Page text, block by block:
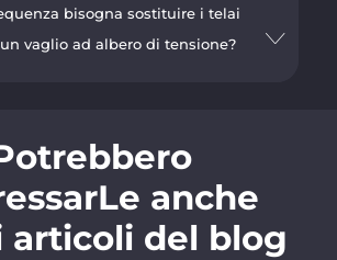
bisogna sostituire i telai
vaglio ad albero di tensione?
anche
articoli del blog